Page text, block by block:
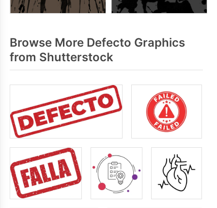
Browse More Defecto Graphics
from Shutterstock